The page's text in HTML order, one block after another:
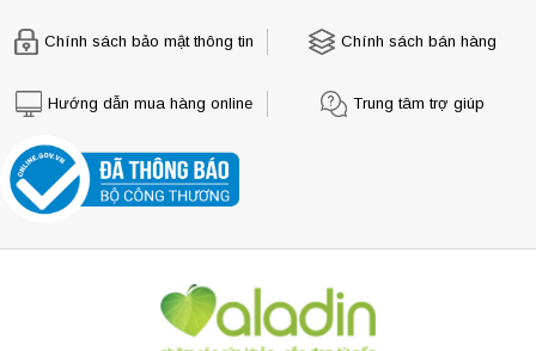
Chính sách bảo mật thông tin Chính sách bán hàng
Hướng dẫn mua hàng online Trung tâm trợ giúp